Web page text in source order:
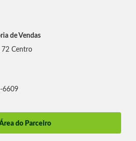
de Vendas
72 Centro
6609
do Parceiro